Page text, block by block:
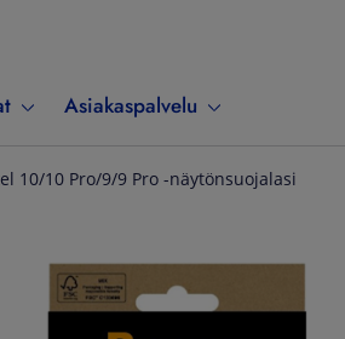
Asiakaspalvelu
10/10 Pro/9/9 Pro -näytönsuojalasi